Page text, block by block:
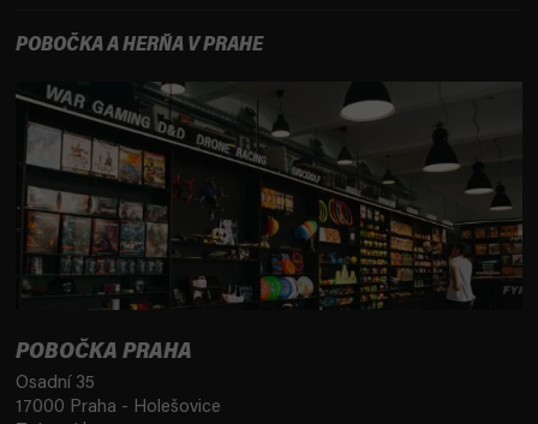
POBOČKA A HERŇA V PRAHE
POBOČKA PRAHA
Osadní 35
17000 Praha - Holešovice